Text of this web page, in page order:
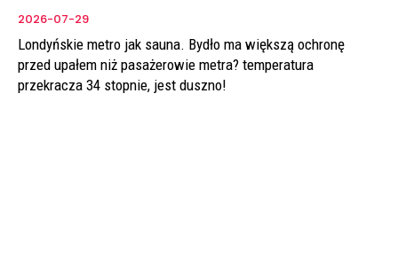
2026-07-29
Londyńskie metro jak sauna. Bydło ma większą ochronę
przed upałem niż pasażerowie metra? temperatura
przekracza 34 stopnie, jest duszno!